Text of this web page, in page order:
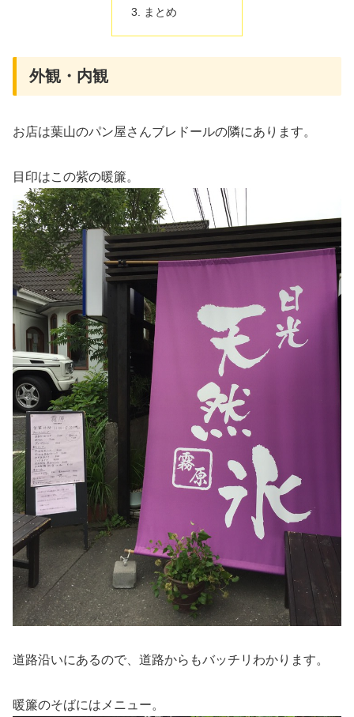
まとめ
外観・内観
お店は葉山のパン屋さんブレドールの隣にあります。
目印はこの紫の暖簾。
道路沿いにあるので、道路からもバッチリわかります。
暖簾のそばにはメニュー。